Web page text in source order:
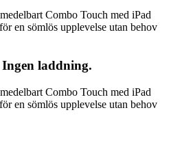
Combo Touch med iPad
en sömlös upplevelse utan behov
laddning.
Combo Touch med iPad
en sömlös upplevelse utan behov